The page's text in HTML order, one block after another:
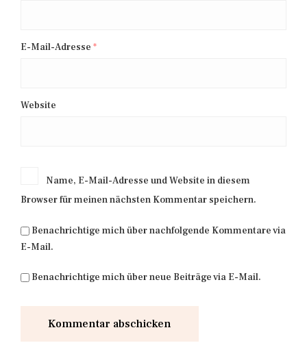
E-Mail-Adresse *
Website
Name, E-Mail-Adresse und Website in diesem
Browser für meinen nächsten Kommentar speichern.
Benachrichtige mich über nachfolgende Kommentare via
E-Mail.
Benachrichtige mich über neue Beiträge via E-Mail.